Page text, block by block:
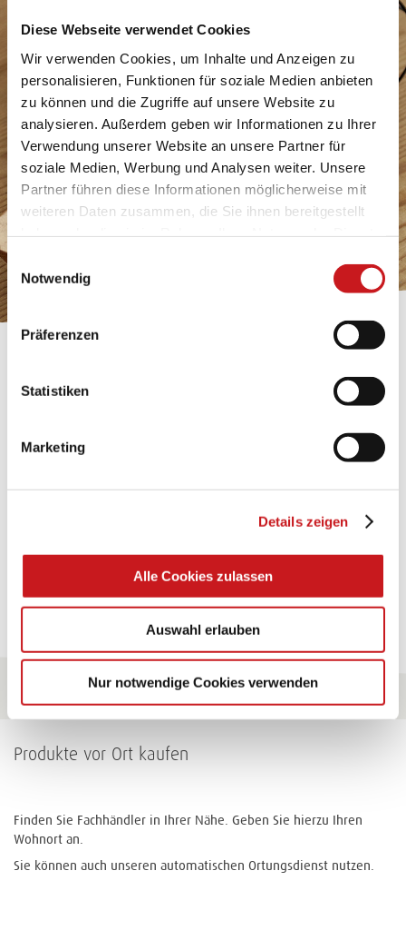
Diese Webseite verwendet Cookies
Wir verwenden Cookies, um Inhalte und Anzeigen zu
personalisieren, Funktionen für soziale Medien anbieten
zu können und die Zugriffe auf unsere Website zu
analysieren. Außerdem geben wir Informationen zu Ihrer
Verwendung unserer Website an unsere Partner für
soziale Medien, Werbung und Analysen weiter. Unsere
Partner führen diese Informationen möglicherweise mit
weiteren Daten zusammen, die Sie ihnen bereitgestellt
Datenschutzhinweisen
mehr darüber, wer wir sind, wie
personenbezogene Daten verarbeiten. Hier geht’s zum
Impressum.
Einwilligungsauswahl
Notwendig
Präferenzen
Statistiken
Marketing
Details zeigen
Alle Cookies zulassen
Auswahl erlauben
Nur notwendige Cookies verwenden
Glänzende Ideen mit wasserfestem Papier. Perfekt zu
bekleben, bemalen, falten... und für viele
Produkte vor Ort kaufen
Finden Sie Fachhändler in Ihrer Nähe. Geben Sie hierzu Ihren
Wohnort an.
Sie können auch unseren automatischen Ortungsdienst nutzen.